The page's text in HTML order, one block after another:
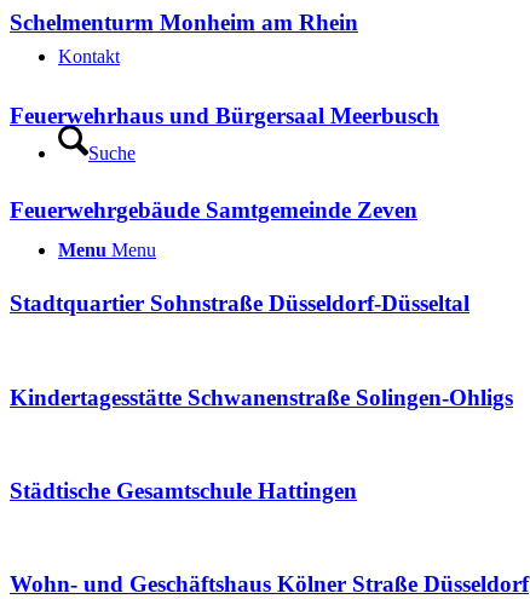
Kontakt
Suche
Menu Menu
Schelmenturm Monheim am Rhein
Feuerwehrhaus und Bürgersaal Meerbusch
Feuerwehrgebäude Samtgemeinde Zeven
Stadtquartier Sohnstraße Düsseldorf-Düsseltal
Kindertagesstätte Schwanenstraße Solingen-Ohligs
Städtische Gesamtschule Hattingen
Wohn- und Geschäftshaus Kölner Straße Düsseldorf